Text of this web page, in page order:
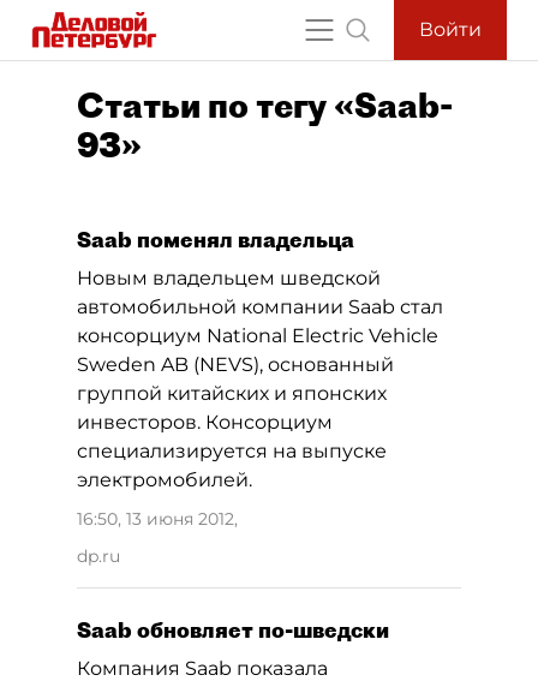
Войти
Статьи по тегу «Saab-
93»
Saab поменял владельца
Новым владельцем шведской
автомобильной компании Saab стал
консорциум National Electric Vehicle
Sweden AB (NEVS), основанный
группой китайских и японских
инвесторов. Консорциум
специализируется на выпуске
электромобилей.
16:50, 13 июня 2012,
dp.ru
Saab обновляет по-шведски
Компания Saab показала